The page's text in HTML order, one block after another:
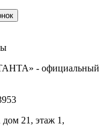
- официальный
21, этаж 1,